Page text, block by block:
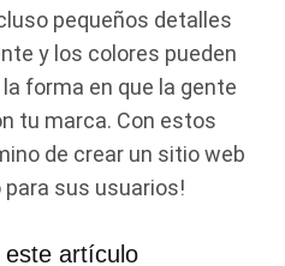
pequeños detalles
y los colores pueden
forma en que la gente
tu marca. Con estos
de crear un sitio web
sus usuarios!
este artículo